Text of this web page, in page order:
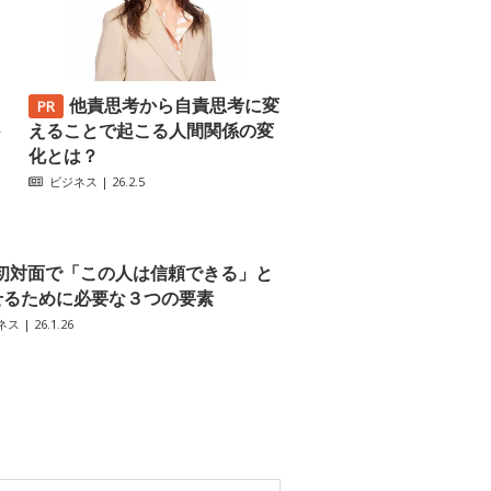
他責思考から自責思考に変
えることで起こる人間関係の変
化とは？
ビジネス | 26.2.5
対面で「この人は信頼できる」と
ために必要な３つの要素
ス | 26.1.26